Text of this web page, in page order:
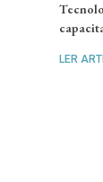
LER